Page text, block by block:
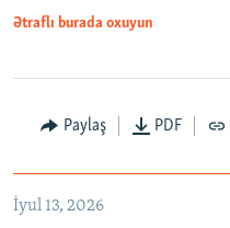
Ətraflı burada oxuyun
Paylaş PDF
İyul 13, 2026